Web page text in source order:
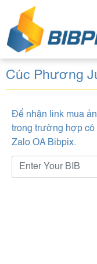
Cúc Phương
Để nhận link mua
trong trường hợp có
Zalo OA Bibpix.